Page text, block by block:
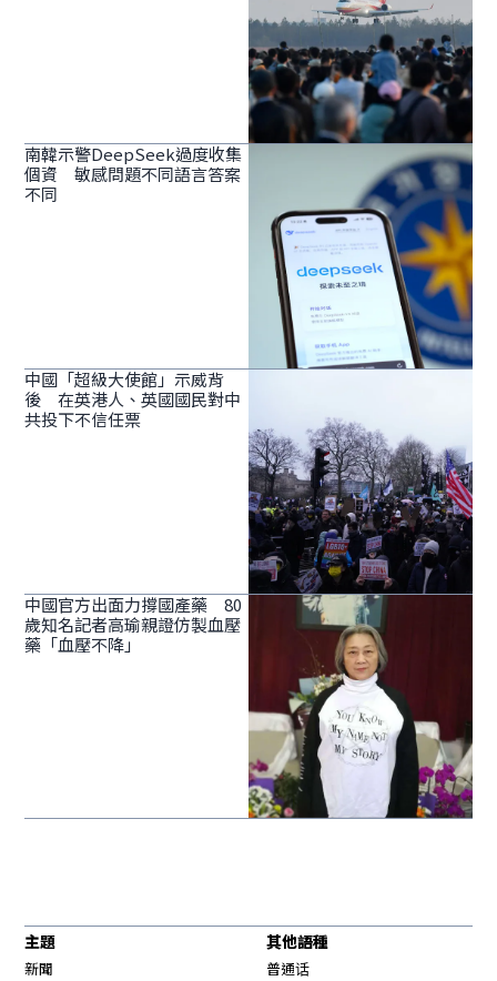
南韓示警DeepSeek過度收集
個資 敏感問題不同語言答案
不同
中國「超級大使館」示威背
後 在英港人、英國國民對中
共投下不信任票
中國官方出面力撐國產藥 80
歲知名記者高瑜親證仿製血壓
藥「血壓不降」
主題
新聞
其他語種
普通话